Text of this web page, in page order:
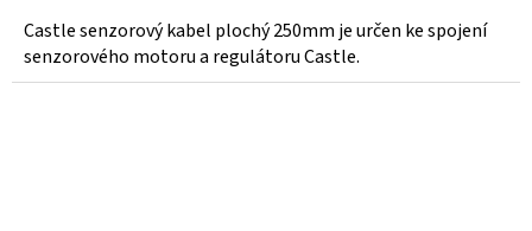
Castle senzorový kabel plochý 250mm je určen ke spojení
senzorového motoru a regulátoru Castle.